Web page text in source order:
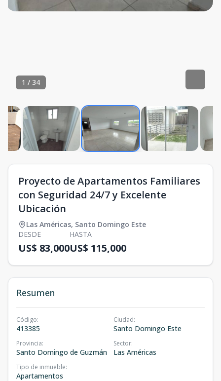
1 / 34
Proyecto de Apartamentos Familiares
con Seguridad 24/7 y Excelente
Ubicación
Las Américas, Santo Domingo Este
DESDE
US$ 83,000
HASTA
US$ 115,000
Resumen
Código:
413385
Ciudad:
Santo Domingo Este
Provincia:
Santo Domingo de Guzmán
Sector:
Las Américas
Tipo de inmueble:
Apartamentos